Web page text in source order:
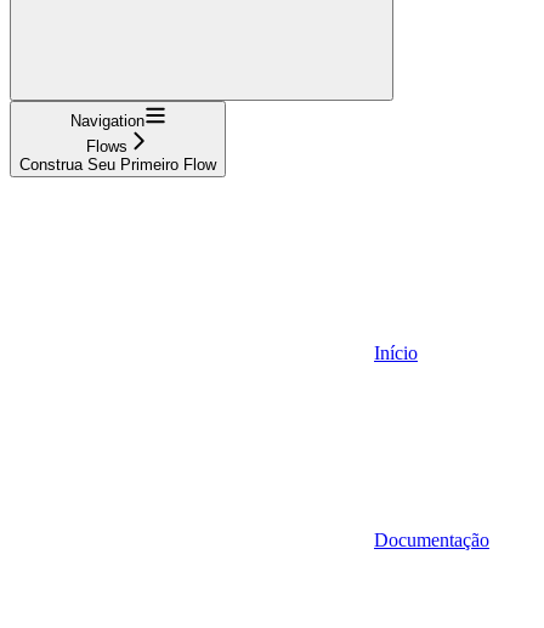
Navigation
Flows
Construa Seu Primeiro Flow
Início
Documentação